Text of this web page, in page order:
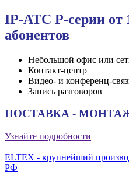
IP-АТС P-серии от
абонентов
Небольшой офис или
Контакт-центр
Видео- и конференц-
Запись разговоров
ПОСТАВКА -
Узнайте подробности
ELTEX - крупнейший
РФ